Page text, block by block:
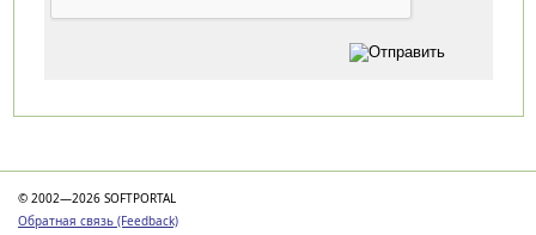
© 2002—2026 SOFTPORTAL
Обратная связь (Feedback)